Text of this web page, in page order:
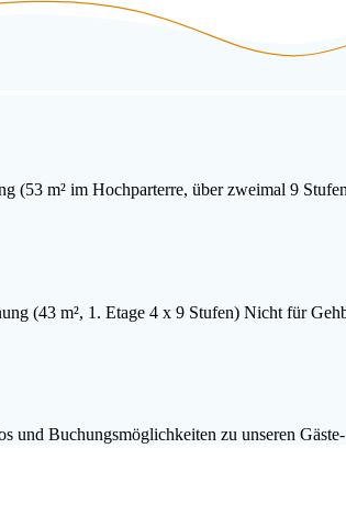
(53 m² im Hochparterre, über zweimal 9
(43 m², 1. Etage 4 x 9 Stufen) Nicht für
und Buchungsmöglichkeiten zu unseren